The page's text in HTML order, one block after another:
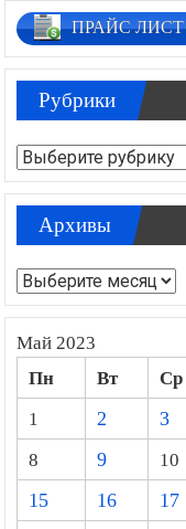
ПРАЙС ЛИСТ
Рубрики
Рубрики
Архивы
Архивы
Май 2023
Пн Вт Ср
1
2 3
8
9 10
15
16 17